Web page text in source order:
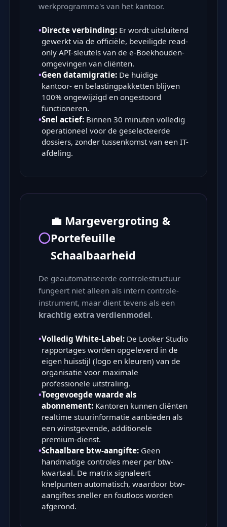
werkprogramma's van het kantoor.
•Directe verbinding:Er wordt uitsluitend
gewerkt via de officiële, beveiligde read-
only API-sleutels van de e-Boekhouden-
omgevingen van cliënten.
•Geen datamigratie:De huidige
kantoor- en belastingpakketten blijven
100% ongewijzigd en ongestoord
functioneren.
•Snel actief:Binnen 30 minuten volledig
operationeel voor de geselecteerde
dossiers, zonder tussenkomst van een IT-
afdeling.
💼 Margevergroting &
Portefeuille
Schaalbaarheid
De geautomatiseerde controlestructuur
fungeert niet alleen als intern controle-
instrument, maar dient tevens als een
krachtig extra verdienmodel.
•Volledig White-Label:De Looker Studio
rapportages worden opgeleverd in de
eigen huisstijl (logo en kleuren) van de
organisatie voor maximale
professionele uitstraling.
•Toegevoegde waarde als
abonnement:Kantoren kunnen cliënten
realtime stuurinformatie aanbieden als
een winstgevende, additionele
premium-dienst.
•Schaalbare btw-aangifte:Geen
handmatige controles meer per btw-
kwartaal. De matrix signaleert
knelpunten automatisch, waardoor btw-
aangiftes sneller en foutloos worden
afgerond.